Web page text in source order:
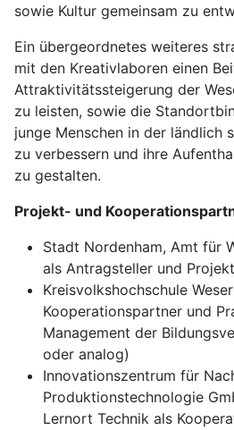
sowie Kultur gemeinsam zu
Ein übergeordnetes weiteres
mit den Kreativlaboren einen
Attraktivitätssteigerung der
zu leisten, sowie die
junge Menschen in der ländlich
zu verbessern und ihre
zu gestalten.
Projekt- und
Stadt Nordenham, Amt für
als Antragsteller und
Kreisvolkshochschule
Kooperationspartner und
Management der
oder analog)
Innovationszentrum für
Produktionstechnologie
Lernort Technik als